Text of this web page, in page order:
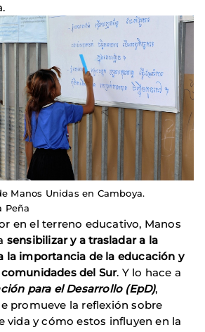
Manos Unidas en Camboya.
Peña
en el terreno educativo, Manos
sensibilizar y a trasladar a la
la importancia de la educación y
del Sur. Y lo hace a
para el Desarrollo (EpD),
promueve la reflexión sobre
vida y cómo estos influyen en la